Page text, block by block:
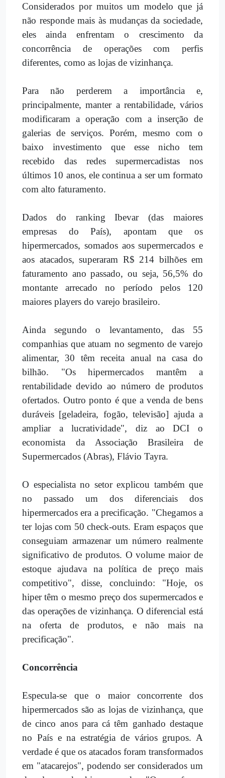
Considerados por muitos um modelo que já
não responde mais às mudanças da sociedade,
eles ainda enfrentam o crescimento da
concorrência de operações com perfis
diferentes, como as lojas de vizinhança.
Para não perderem a importância e,
principalmente, manter a rentabilidade, vários
modificaram a operação com a inserção de
galerias de serviços. Porém, mesmo com o
baixo investimento que esse nicho tem
recebido das redes supermercadistas nos
últimos 10 anos, ele continua a ser um formato
com alto faturamento.
Dados do ranking Ibevar (das maiores
empresas do País), apontam que os
hipermercados, somados aos supermercados e
aos atacados, superaram R$ 214 bilhões em
faturamento ano passado, ou seja, 56,5% do
montante arrecado no período pelos 120
maiores players do varejo brasileiro.
Ainda segundo o levantamento, das 55
companhias que atuam no segmento de varejo
alimentar, 30 têm receita anual na casa do
bilhão. "Os hipermercados mantêm a
rentabilidade devido ao número de produtos
ofertados. Outro ponto é que a venda de bens
duráveis [geladeira, fogão, televisão] ajuda a
ampliar a lucratividade", diz ao DCI o
economista da Associação Brasileira de
Supermercados (Abras), Flávio Tayra.
O especialista no setor explicou também que
no passado um dos diferenciais dos
hipermercados era a precificação. "Chegamos a
ter lojas com 50 check-outs. Eram espaços que
conseguiam armazenar um número realmente
significativo de produtos. O volume maior de
estoque ajudava na política de preço mais
competitivo", disse, concluindo: "Hoje, os
hiper têm o mesmo preço dos supermercados e
das operações de vizinhança. O diferencial está
na oferta de produtos, e não mais na
precificação".
Concorrência
Especula-se que o maior concorrente dos
hipermercados são as lojas de vizinhança, que
de cinco anos para cá têm ganhado destaque
no País e na estratégia de vários grupos. A
verdade é que os atacados foram transformados
em "atacarejos", podendo ser considerados um